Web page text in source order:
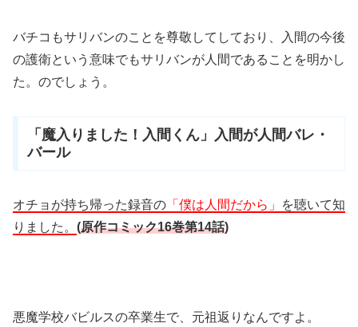
バチコもサリバンのことを尊敬してしており、入間の今後
の護衛という意味でもサリバンが人間であることを明かし
た。のでしょう。
「魔入りました！入間くん」入間が人間バレ・
バール
オチョが持ち帰った録音の 「僕は人間だから」
を聴いて知
りました。 (原作コミック16巻第14話)
悪魔学校バビルスの卒業生で、元祖返りなんですよ。